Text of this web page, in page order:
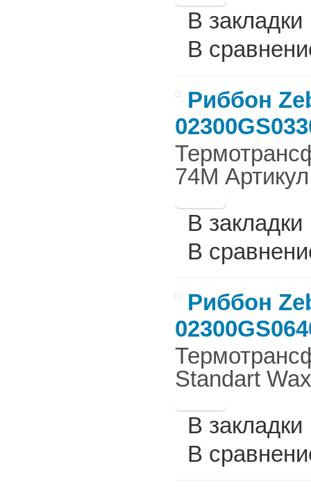
В закладки
В
Риббон
74M
В закладки
В
Риббон
Standart
В закладки
В